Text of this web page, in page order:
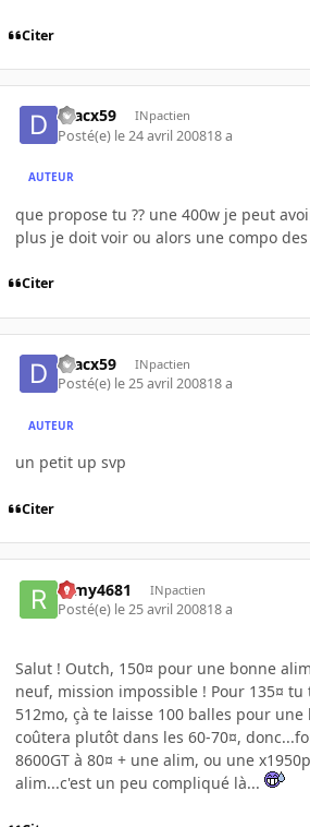
Citer
dracx59 INpactien
Posté(e) le 24 avril 200818 a
AUTEUR
que propose tu ?? une 400w je peut
plus je doit voir ou alors une compo
Citer
dracx59 INpactien
Posté(e) le 25 avril 200818 a
AUTEUR
un petit up svp
Citer
remy4681 INpactien
Posté(e) le 25 avril 200818 a
Salut ! Outch, 150¤ pour une bonne
neuf, mission impossible ! Pour 135¤ tu
512mo, çà te laisse 100 balles pour
coûtera plutôt dans les 60-70¤,
8600GT à 80¤ + une alim, ou une
alim...c'est un peu compliqué là...